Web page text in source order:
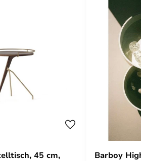
45 cm,
Barboy